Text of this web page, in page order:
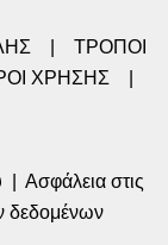
ΤΡΟΠΟΙ
ΧΡΗΣΗΣ
Ασφάλεια στις
δεδομένων